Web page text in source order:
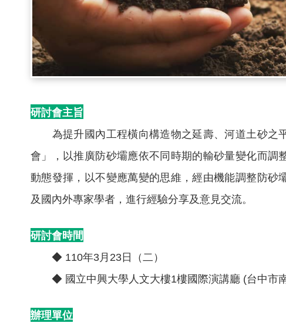
研討會主旨
為提升國內工程橫向構造物之延壽、河道土砂之
會」，以推廣防砂壩應依不同時期的輸砂量變化而
動態發揮，以不變應萬變的思維，經由機能調整防
及國內外專家學者，進行經驗分享及意見交流。
研討會時間
◆ 110年3月23日（二）
◆ 國立中興大學人文大樓1樓國際演講廳 (台中市
辦理單位